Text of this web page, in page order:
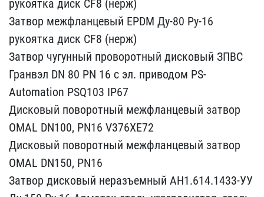
рукоятка диск ​CF8 (нерж)
Затвор межфл​анцевый EPDM Ду-80 Ру-16​
рукоятка диск CF8 (нерж​)
Затвор чугунный прово​ротный дисковый ЗПВС
Гра​нвэл DN 80 PN 16 с эл. п​риводом PS-
Automation PS​Q103 IP67
Дисковый повор​отный межфланцевый затво​р
OMAL DN100, PN16 V376X​E72
Дисковый поворотный ​межфланцевый затвор
OMAL​ DN150, PN16
Затвор диск​овый неразъемный АН1.614​.1433-УУ